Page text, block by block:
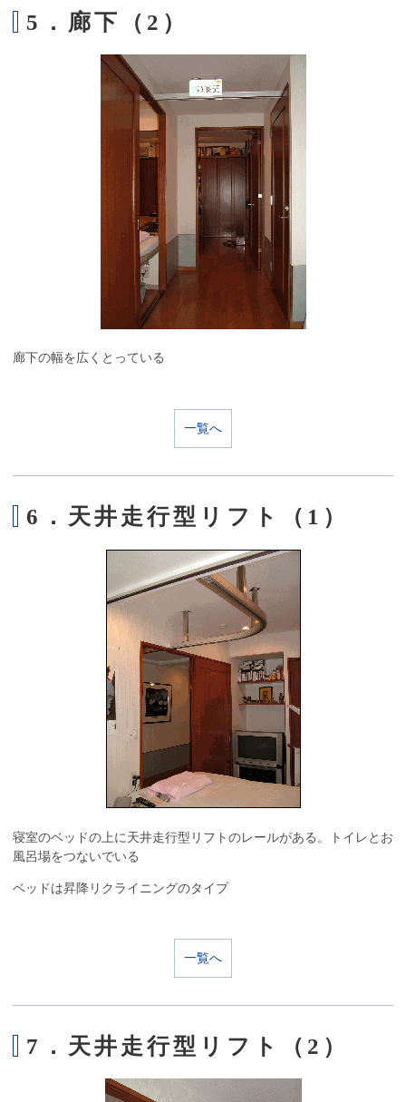
5．廊下（2）
廊下の幅を広くとっている
一覧へ
6．天井走行型リフト（1）
寝室のベッドの上に天井走行型リフトのレールがある。トイレとお
風呂場をつないでいる
ベッドは昇降リクライニングのタイプ
一覧へ
7．天井走行型リフト（2）